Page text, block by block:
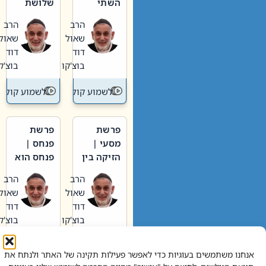
אנחנו משתמשים בעוגיות כדי לאפשר פעילות תקינה של האתר ולנתח את
וערב של
חיינו
הרב
שאול
דוד
בוצ'קו
לשמוע קול תורה – מדרש
האבות
הרב
שאול
דוד
בוצ'קו
לשמוע קול
פרשת
מסעי |
הזיקה בין
הגדול לעם הרב
שאול
דוד
בוצ'קו
לשמוע קול תורה – מדרש
פרשת
פנחס |
פנחס הוא
אליהו: בין
קנאות
הורסת
לקנאות
בונה
הרב
שאול
דוד
בוצ'קו
לשמוע קול